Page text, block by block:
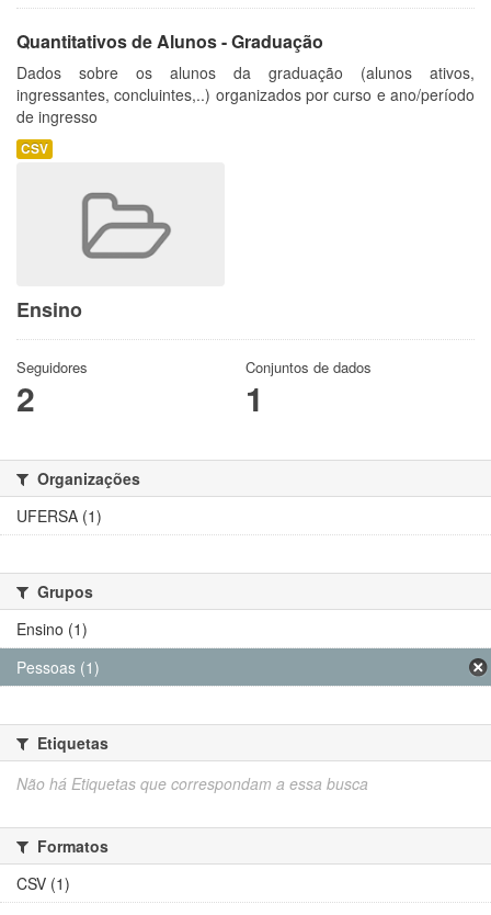
Quantitativos de Alunos - Graduação
Dados sobre os alunos da graduação (alunos ativos,
ingressantes, concluintes,..) organizados por curso e ano/período
de ingresso
CSV
Ensino
Seguidores
2
Conjuntos de dados
1
Organizações
UFERSA (1)
Grupos
Ensino (1)
Pessoas (1)
Etiquetas
Não há Etiquetas que correspondam a essa busca
Formatos
CSV (1)